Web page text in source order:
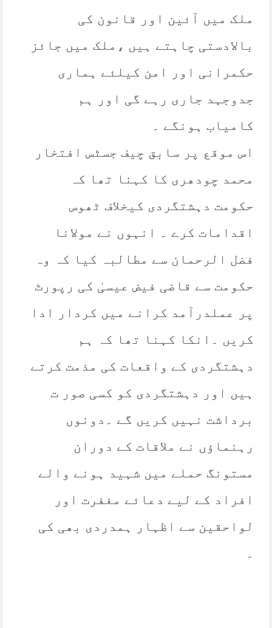
ملک میں آئین اور قانون کی
بالادستی چاہتے ہیں ،ملک میں جائز
حکمرانی اور امن کیلئے ہماری
جدوجہد جاری رہے گی اور ہم
کامیاب ہونگے ۔
اس موقع پر سابق چیف جسٹس افتخار
محمد چودھری کا کہنا تھا کہ
حکومت دہشتگردی کیخلاف ٹھوس
اقدامات کرے ۔ انہوں نے مولانا
فضل الرحمان سے مطالبہ کیا کہ وہ
حکومت سے قاضی فیض عیسیٰ کی رپورٹ
پر عملدرآمد کرانے میں کردار ادا
کریں ۔انکا کہنا تھا کہ ہم
دہشتگردی کے واقعات کی مذمت کرتے
ہیں اور دہشتگردی کو کسی صور ت
برداشت نہیں کریں گے ۔دونوں
رہنماؤں نے ملاقات کے دوران
مستونگ حملے میں شہید ہونے والے
افراد کے لیے دعائے مغفرت اور
لواحقین سے اظہار ہمدردی بھی کی
۔